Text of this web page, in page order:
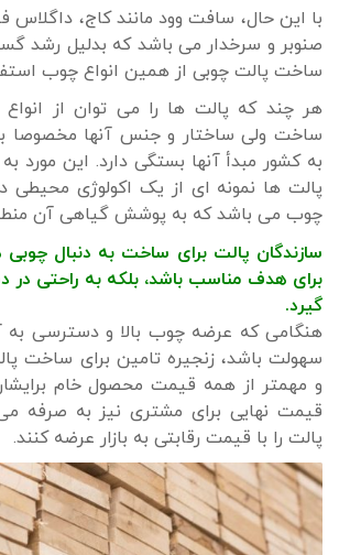
با این حال، سافت وود مانند کاج، داگلاس
صنوبر و سرخدار می باشد که بدلیل رشد
ساخت پالت چوبی از همین انواع چوب
هر چند که پالت ها را می توان از
ساخت ولی ساختار و جنس آنها مخصوصا
به کشور مبدأ آنها بستگی دارد. این مورد
پالت ها نمونه ای از یک اکولوژی
چوب می باشد که به پوشش گیاهی آن
سازندگان پالت برای ساخت به دنبال
برای هدف مناسب باشد، بلکه به راحتی در
گیرد.
هنگامی که عرضه چوب بالا و دسترسی به
سهولت باشد، زنجیره تامین برای ساخت
و مهمتر از همه قیمت محصول خام
قیمت نهایی برای مشتری نیز به صرفه
پالت را با قیمت رقابتی به بازار عرضه کنند.